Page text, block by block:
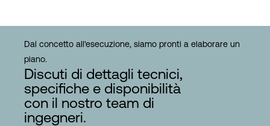
Dal concetto all'esecuzione, siamo pronti a elaborare un
piano.
Discuti di dettagli tecnici,
specifiche e disponibilità
con il nostro team di
ingegneri.